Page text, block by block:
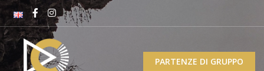
PARTENZE DI GRUPPO